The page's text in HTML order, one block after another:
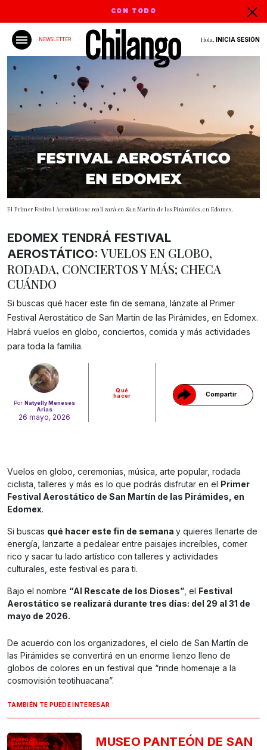
CON TODO
NEWSLETTER Hola, INICIA SESIÓN
El Primer Festival Aerostático se realizará en San Martín de las Pirámides, en Edomex.
Por Natyelly Meneses
Arias
26 mayo, 2026
Qué
hacer
Compartir
Gracias!
EDOMEX TENDRÁ FESTIVAL
AEROSTÁTICO: VUELOS EN GLOBO,
RODADA, CONCIERTOS Y MÁS; CHECA
CUÁNDO
Si buscas qué hacer este fin de semana, lánzate al Primer
Festival Aerostático de San Martín de las Pirámides, en Edomex.
Habrá vuelos en globo, conciertos, comida y más actividades
para toda la familia.
Vuelos en globo, ceremonias, música, arte popular, rodada
ciclista, talleres y más es lo que podrás disfrutar en el
Primer
Festival Aerostático de San Martín de las Pirámides, en
Edomex.
Si buscas qué hacer este fin de semana y quieres llenarte de
energía, lanzarte a pedalear entre paisajes increíbles, comer
rico y sacar tu lado artístico con talleres y actividades
culturales, este festival es para ti.
Bajo el nombre “Al Rescate de los Dioses”, el
Festival
Aerostático se realizará durante tres días: del 29 al 31 de
mayo de 2026.
De acuerdo con los organizadores, el cielo de San Martín de
las Pirámides se convertirá en un enorme lienzo lleno de
globos de colores en un festival que “rinde homenaje a la
cosmovisión teotihuacana”.
TAMBIÉN TE PUEDE INTERESAR
MUSEO PANTEÓN DE SAN